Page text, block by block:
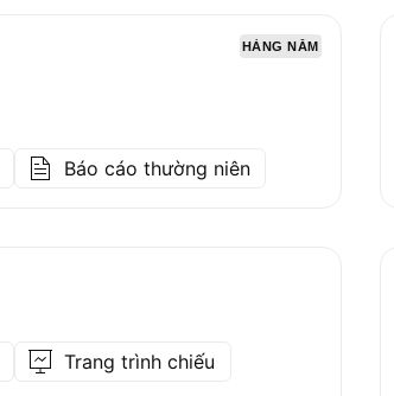
HÀNG NĂM
Báo cáo thường niên
Trang trình chiếu